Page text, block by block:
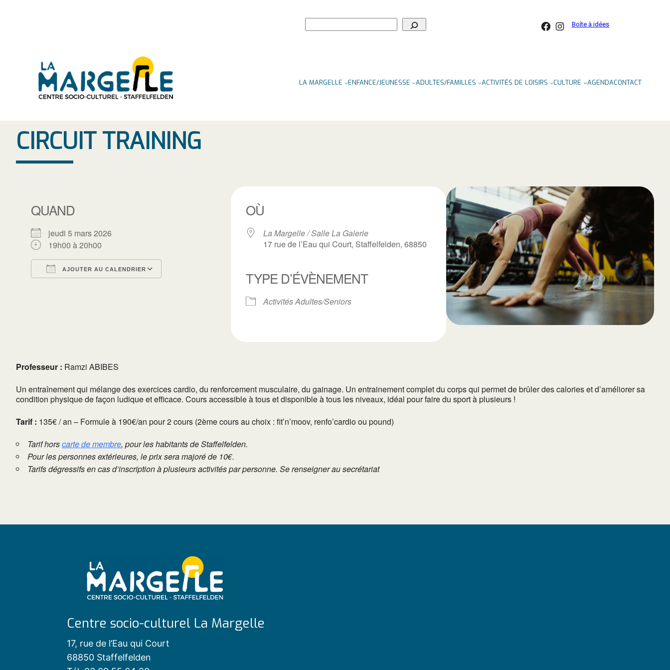
Facebook
Instagram
Boîte à idées
LA MARGELLE ENFANCE/JEUNESSE ADULTES/FAMILLES ACTIVITÉS DE LOISIRS CULTURE AGENDACONTACT
CIRCUIT TRAINING
QUAND
jeudi 5 mars 2026
19h00 à 20h00
AJOUTER AU CALENDRIER
iCalendar Office 365 Outlook Live
OÙ
La Margelle / Salle La Galerie
17 rue de l’Eau qui Court, Staffelfelden, 68850
TYPE D’ÉVÈNEMENT
Activités Adultes/Seniors
Professeur : Ramzi ABIBES
Un entraînement qui mélange des exercices cardio, du renforcement musculaire, du gainage. Un entrainement complet du corps qui permet de brûler des calories et d’améliorer sa
condition physique de façon ludique et efficace. Cours accessible à tous et disponible à tous les niveaux, idéal pour faire du sport à plusieurs !
Tarif : 135€ / an – Formule à 190€/an pour 2 cours (2ème cours au choix : fit’n’moov, renfo’cardio ou pound)
Tarif horscarte de membre, pour les habitants de Staffelfelden.
Pour les personnes extérieures, le prix sera majoré de 10€.
Tarifs dégressifs en cas d’inscription à plusieurs activités par personne. Se renseigner au secrétariat
Centre socio-culturel La Margelle
17, rue de l’Eau qui Court
68850 Staffelfelden